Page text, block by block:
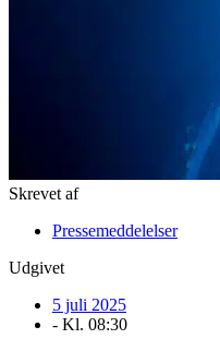
Skrevet af
Pressemeddelelser
Udgivet
5 juli 2025
- Kl. 08:30